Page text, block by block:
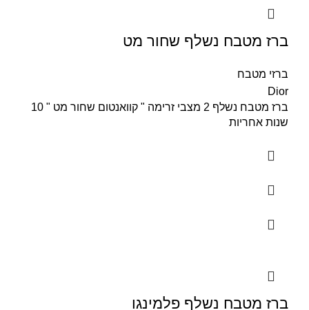
ברז מטבח נשלף שחור מט
ברזי מטבח
Dior
ברז מטבח נשלף 2 מצבי זרימה " קוואנטום שחור מט " 10
שנות אחריות
ברז מטבח נשלף פלמינגו